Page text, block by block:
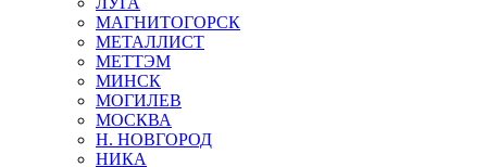
МАГНИТОГОРСК
МЕТАЛЛИСТ
МЕТТЭМ
МИНСК
МОГИЛЕВ
МОСКВА
Н. НОВГОРОД
НИКА